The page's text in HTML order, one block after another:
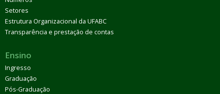
Setores
Estrutura Organizacional da UFABC
Transparência e prestação de contas
Ensino
Ingresso
Graduação
Pós-Graduação